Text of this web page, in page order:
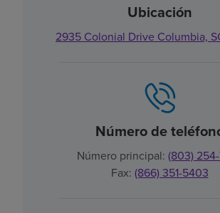
Ubicación
2935 Colonial Drive Columbia,
Número de
Número principal: (803)
Fax: (866) 351-5403